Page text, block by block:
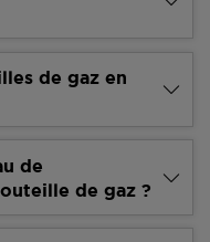
de gaz en
de
de gaz ?